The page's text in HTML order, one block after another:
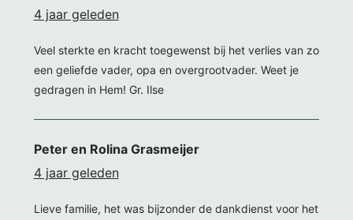
4 jaar geleden
Veel sterkte en kracht toegewenst bij het verlies van zo
een geliefde vader, opa en overgrootvader. Weet je
gedragen in Hem! Gr. Ilse
Peter en Rolina Grasmeijer
4 jaar geleden
Lieve familie, het was bijzonder de dankdienst voor het